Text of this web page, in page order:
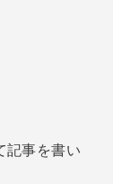
記事を書い